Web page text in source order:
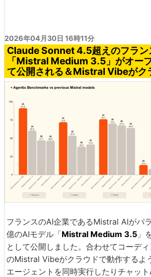
2026年04月30日 16時11分
Claude Sonnet 4.5超えのフラン
「Mistral Medium 3.5」がオー
て公開される＆Mistral Vibeがク
フランスのAI企業であるMistral AIがパ
億のAIモデル「Mistral Medium 3.5 」
として公開しました。合わせてコーデ
のMistral Vibeがクラウドで動作するよ
エージェントを同時実行したりチャッ